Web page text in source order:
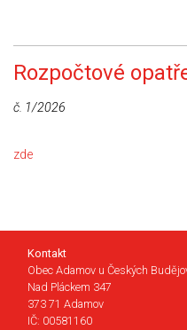
Rozpočtové
č. 1/2026
zde
Kontakt
Obec Adamov u Českých
Nad Pláckem 347
373 71 Adamov
IČ: 00581160